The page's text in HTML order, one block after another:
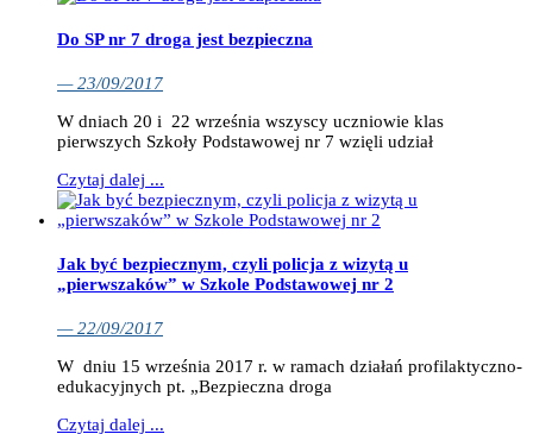
Do SP nr 7 droga jest bezpieczna
— 23/09/2017
W dniach 20 i 22 września wszyscy uczniowie klas
pierwszych Szkoły Podstawowej nr 7 wzięli udział
Czytaj dalej ...
Jak być bezpiecznym, czyli policja z wizytą u
„pierwszaków” w Szkole Podstawowej nr 2
— 22/09/2017
W dniu 15 września 2017 r. w ramach działań profilaktyczno-
edukacyjnych pt. „Bezpieczna droga
Czytaj dalej ...